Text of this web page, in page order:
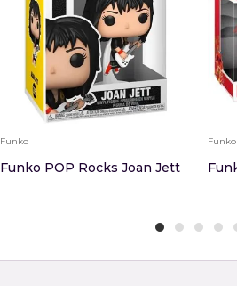
Funko
Funko POP Rocks Joan Jett
Funko